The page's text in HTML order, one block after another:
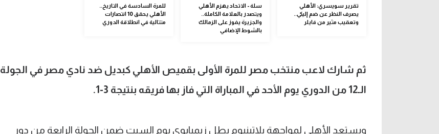
تقرير سويسري: الأهلي
يصرف النظر عن ضم إليكي..
وتعقيب مثير من فايلر
سلة - الاتحاد يهزم الأهلي
ويتصدر بالعلامة الكاملة..
والجزيرة يفوز على الزمالك
بالشوط الإضافي
للمرة السادسة في التاريخ..
الأهلي يحقق 10 انتصارات
متتالية في انطلاقة الدوري
ثم شارك لاعب منتخب مصر للمرة الأولى بقميص الأهلي كبديل ضد نادي مصر في الجولة
الـ12 من الدوري يوم الأحد في المباراة التي فاز بها فريقه بنتيجة 3-1.
ويستعد الأهلي لمواجهة بلاتينيوم بطل زيمبابوي يوم السبت ضمن الجولة الرابعة من دور